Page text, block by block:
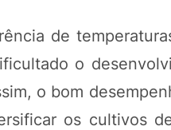
de
o
o bom
os cultivos